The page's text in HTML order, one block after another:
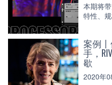
本期将
特性、规
案例
手，
歇
2020年